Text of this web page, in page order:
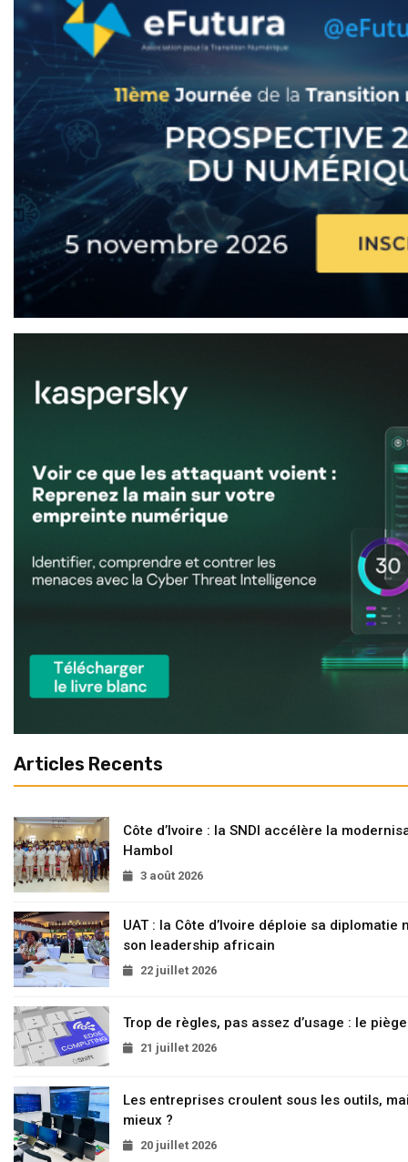
Articles Recents
Côte d’Ivoire : la SNDI accélère la
Hambol
3 août 2026
UAT : la Côte d’Ivoire déploie sa
son leadership africain
22 juillet 2026
Trop de règles, pas assez d’usage : le
21 juillet 2026
Les entreprises croulent sous les outils,
mieux ?
20 juillet 2026